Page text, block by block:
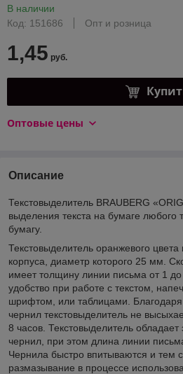
В наличии
Код: 151686
Опт и розница
1,45 руб.
Оптовые цены
Описание
Текстовыделитель BRAUBERG
выделения текста на бумаге любого
бумагу.
Текстовыделитель оранжевого
корпуса, диаметр которого 25 мм.
имеет толщину линии письма от 1
удобство при работе с текстом,
шрифтом, или таблицами.
чернил текстовыделитель не
8 часов. Текстовыделитель
чернил, при этом длина линии
Чернила быстро впитываются и
размазывание в процессе